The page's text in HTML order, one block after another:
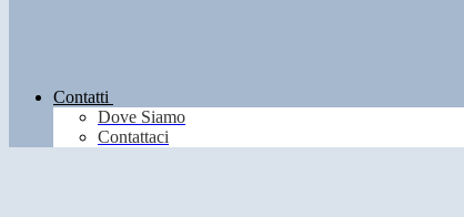
Contatti
Dove Siamo
Contattaci